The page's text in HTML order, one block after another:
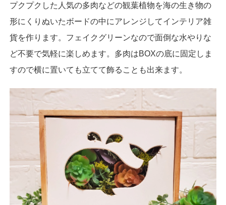
プクプクした人気の多肉などの観葉植物を海の生き物の
形にくりぬいたボードの中にアレンジしてインテリア雑
貨を作ります。フェイクグリーンなので面倒な水やりな
ど不要で気軽に楽しめます。多肉はBOXの底に固定しま
すので横に置いても立てて飾ることも出来ます。